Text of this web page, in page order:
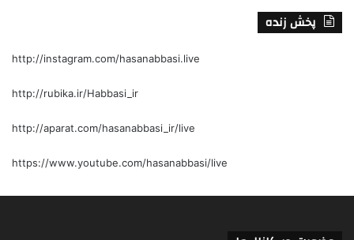
پخش زنده
http://instagram.com/hasanabbasi.live
http://rubika.ir/Habbasi_ir
http://aparat.com/hasanabbasi_ir/live
https://www.youtube.com/hasanabbasi/live